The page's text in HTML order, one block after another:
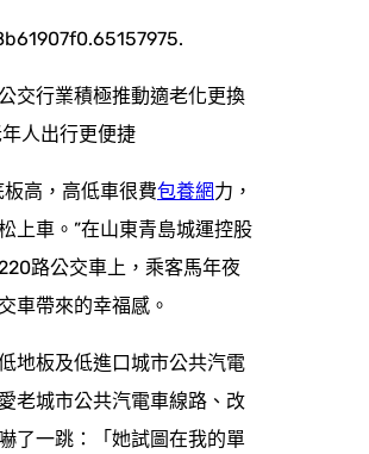
交行業積極推動適老化更換
人出行更便捷
高，高低車很費包養網力，
上車。”在山東青島城運控股
路公交車上，乘客馬年夜
車帶來的幸福感。
地板及低進口城市公共汽電
老城市公共汽電車線路、改
了一跳：「她試圖在我的單